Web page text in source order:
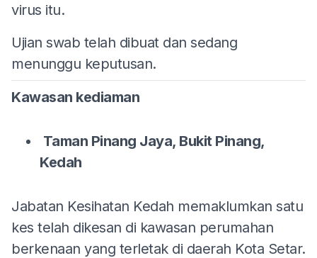
virus itu.
Ujian swab telah dibuat dan sedang
menunggu keputusan.
Kawasan kediaman
Taman Pinang Jaya, Bukit Pinang,
Kedah
Jabatan Kesihatan Kedah memaklumkan satu
kes telah dikesan di kawasan perumahan
berkenaan yang terletak di daerah Kota Setar.